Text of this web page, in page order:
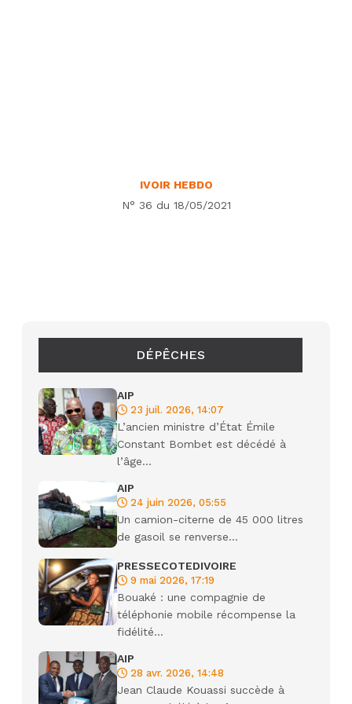
IVOIR HEBDO
N° 36 du 18/05/2021
DÉPÊCHES
AIP
23 juil. 2026, 14:07
L’ancien ministre d’État Émile
Constant Bombet est décédé à
l’âge...
AIP
24 juin 2026, 05:55
Un camion-citerne de 45 000 litres
de gasoil se renverse...
PRESSECOTEDIVOIRE
9 mai 2026, 17:19
Bouaké : une compagnie de
téléphonie mobile récompense la
fidélité...
AIP
28 avr. 2026, 14:48
Jean Claude Kouassi succède à